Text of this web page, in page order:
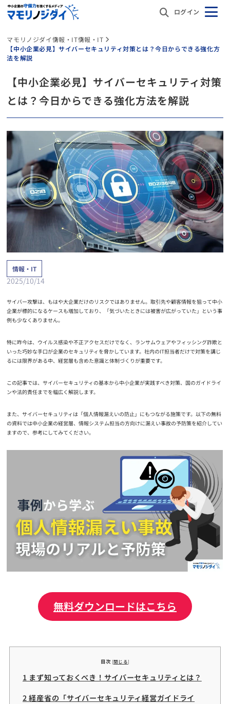
ログイン
マモリノジダイ情報・IT情報・IT
【中小企業必見】サイバーセキュリティ対策とは？今日からできる強化方
法を解説
【中小企業必見】サイバーセキュリティ対策
とは？今日からできる強化方法を解説
情報・IT
2025/10/14
サイバー攻撃は、もはや大企業だけのリスクではありません。取引先や顧客情報を狙って中小
企業が標的になるケースも増加しており、「気づいたときには被害が広がっていた」という事
例も少なくありません。
特に昨今は、ウイルス感染や不正アクセスだけでなく、ランサムウェアやフィッシング詐欺と
いった巧妙な手口が企業のセキュリティを脅かしています。社内のIT担当者だけで対策を講じ
るには限界がある中、経営層も含めた意識と体制づくりが重要です。
この記事では、サイバーセキュリティの基本から中小企業が実践すべき対策、国のガイドライ
ンや法的責任までを幅広く解説します。
また、サイバーセキュリティは「個人情報漏えいの防止」にもつながる施策です。以下の無料
の資料では中小企業の経営層、情報システム担当の方向けに漏えい事故の予防策を紹介してい
ますので、参考にしてみてください。
無料ダウンロードはこちら
目次 [閉じる]
1 まず知っておくべき！サイバーセキュリティとは？
2 経産省の「サイバーセキュリティ経営ガイドライ